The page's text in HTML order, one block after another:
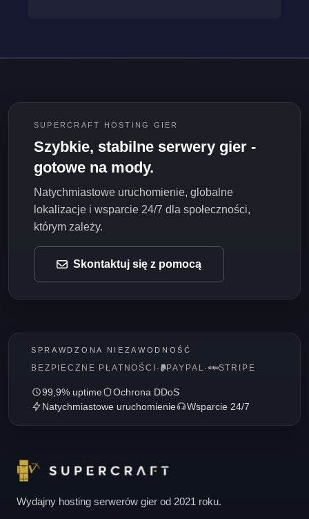
SUPERCRAFT HOSTING GIER
Szybkie, stabilne serwery gier -
gotowe na mody.
Natychmiastowe uruchomienie, globalne
lokalizacje i wsparcie 24/7 dla społeczności,
którym zależy.
Skontaktuj się z pomocą
SPRAWDZONA NIEZAWODNOŚĆ
BEZPIECZNE PŁATNOŚCI · PAYPAL · STRIPE
99,9% uptime
Ochrona DDoS
Natychmiastowe uruchomienie
Wsparcie 24/7
Wydajny hosting serwerów gier od 2021 roku.